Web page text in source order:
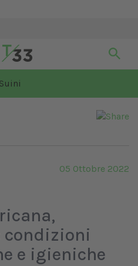
Suini
05 Ottobre 2022
condizioni
e igieniche